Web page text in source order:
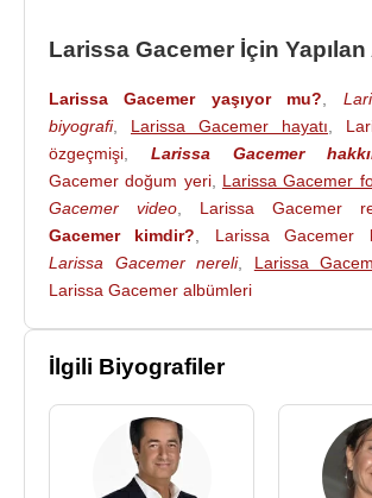
2015 yılının Mayıs ayında ATV
Şoray Uzun'un sunduğu Döndür
programına eşi ile birlikte katıldı.
2016 yılında Yavuz Seçkin'in
yapımcılığını üstlendiği "Yıldızlar
Borak" adlı sinema filminde Yavuz
oynarken diğer rollerde
Serenay Aktaş,Ali Rıza Tanyeli
oynadı. Konuk oyuncu olarak
Serttaş veMesut Yar
oldu.
2 Aralık2016
tarihinde
senaryosunuGupse Özay 'ın
Larissa Gacemer İçin
Larissa Gacemer yaşıyor mu?
biyografi, Larissa Gacemer hayatı
özgeçmişi
Larissa Gacemer
Gacemer doğum yeri, Larissa Gacemer
Gacemer video
Larissa Gacemer
Gacemer kimdir?
Larissa Gacemer
Larissa Gacemer nereli, Larissa
Larissa Gacemer albümleri
İlgili Biyografiler